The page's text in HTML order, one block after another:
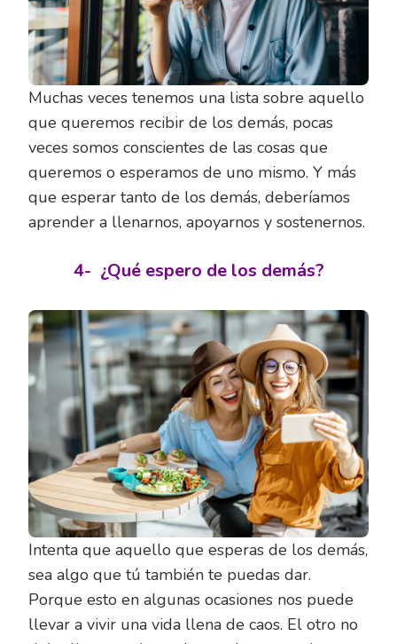
Muchas veces tenemos una lista sobre aquello
que queremos recibir de los demás, pocas
veces somos conscientes de las cosas que
queremos o esperamos de uno mismo. Y más
que esperar tanto de los demás, deberíamos
aprender a llenarnos, apoyarnos y sostenernos.
4- ¿Qué espero de los demás?
Intenta que aquello que esperas de los demás,
sea algo que tú también te puedas dar.
Porque esto en algunas ocasiones nos puede
llevar a vivir una vida llena de caos. El otro no